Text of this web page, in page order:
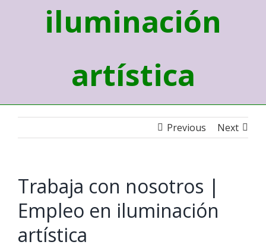
iluminación
artística
Previous Next
Trabaja con nosotros |
Empleo en iluminación
artística